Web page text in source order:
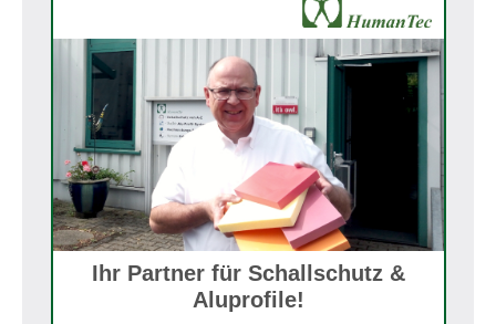
Ihr Partner für Schallschutz &
Aluprofile!